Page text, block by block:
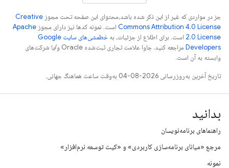
جز در مواردی که غیر از این ذکر شده باشد،‌محتوای این صفحه تحت مجوز Creative
Commons Attribution 4.0 License است. نمونه کدها نیز دارای مجوز Apache
2.0 License است. برای اطلاع از جزئیات، به
خطمشی‌های سایت Google
Developers‏
مراجعه کنید. جاوا علامت تجاری ثبت‌شده Oracle و/یا شرکت‌های
وابسته به آن است.
تاریخ آخرین به‌روزرسانی 2026-08-04 به‌وقت ساعت هماهنگ جهانی.
بدانید
راهنماهای برنامه‌نویسان
مرجع «میانای برنامه‌سازی کاربردی» و «کیت توسعه نرم‌افزار»
نمونه